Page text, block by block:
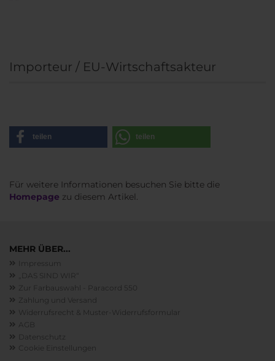
Importeur / EU-Wirtschaftsakteur
teilen teilen
Für weitere Informationen besuchen Sie bitte die
Homepage zu diesem Artikel.
MEHR ÜBER...
Impressum
„DAS SIND WIR“
Zur Farbauswahl - Paracord 550
Zahlung und Versand
Widerrufsrecht & Muster-Widerrufsformular
AGB
Datenschutz
Cookie Einstellungen